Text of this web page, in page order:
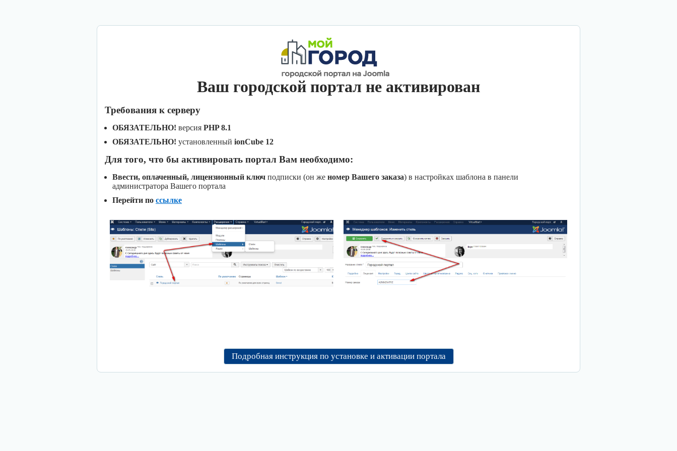
Ваш городской портал не активирован
Требования к серверу
ОБЯЗАТЕЛЬНО! версия PHP 8.1
ОБЯЗАТЕЛЬНО! установленный ionCube 12
Для того, что бы активировать портал Вам необходимо:
Ввести, оплаченный, лицензионный ключ подписки (он же номер Вашего заказа) в настройках шаблона в панели
администратора Вашего портала
Перейти по ссылке
Подробная инструкция по установке и активации портала